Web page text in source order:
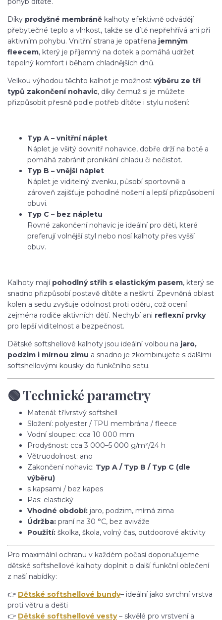
Díky prodyšné membráně kalhoty efektivně odvádějí
přebytečné teplo a vlhkost, takže se dítě nepřehřívá ani při
aktivním pohybu. Vnitřní strana je opatřena jemným
fleecem, který je příjemný na dotek a pomáhá udržet
tepelný komfort i během chladnějších dnů.
Velkou výhodou těchto kalhot je možnost výběru ze tří
typů zakončení nohavic, díky čemuž si je můžete
přizpůsobit přesně podle potřeb dítěte i stylu nošení:
Typ A – vnitřní náplet
Náplet je všitý dovnitř nohavice, dobře drží na botě a
pomáhá zabránit pronikání chladu či nečistot.
Typ B – vnější náplet
Náplet je viditelný zvenku, působí sportovně a
zároveň zajišťuje pohodlné nošení a lepší přizpůsobení
obuvi.
Typ C – bez nápletu
Rovné zakončení nohavic je ideální pro děti, které
preferují volnější styl nebo nosí kalhoty přes vyšší
obuv.
Kalhoty mají pohodlný střih s elastickým pasem, který se
snadno přizpůsobí postavě dítěte a neškrtí. Zpevněná oblast
kolen a sedu zvyšuje odolnost proti oděru, což ocení
zejména rodiče aktivních dětí. Nechybí ani reflexní prvky
pro lepší viditelnost a bezpečnost.
Dětské softshellové kalhoty jsou ideální volbou na jaro,
podzim i mírnou zimu a snadno je zkombinujete s dalšími
softshellovými kousky do funkčního setu.
🟢 Technické parametry
Materiál: třívrstvý softshell
Složení: polyester / TPU membrána / fleece
Vodní sloupec: cca 10 000 mm
Prodyšnost: cca 3 000–5 000 g/m²/24 h
Větruodolnost: ano
Zakončení nohavic: Typ A / Typ B / Typ C (dle
výběru)
s kapsami / bez kapes
Pas: elastický
Vhodné období: jaro, podzim, mírná zima
Údržba: praní na 30 °C, bez aviváže
Použití: školka, škola, volný čas, outdoorové aktivity
Pro maximální ochranu v každém počasí doporučujeme
dětské softshellové kalhoty doplnit o další funkční oblečení
z naší nabídky:
👉 Dětské softshellové bundy– ideální jako svrchní vrstva
proti větru a dešti
👉 Dětské softshellové vesty– skvělé pro vrstvení a